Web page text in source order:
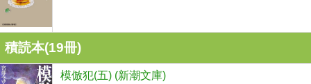
積読本(19冊)
模倣犯(五) (新潮文庫)